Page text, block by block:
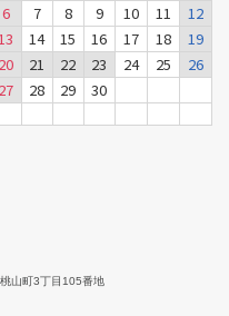
6
7 8 9 10 11
12
14 15 16 17 18
19
20
21 22 23 24 25
26
27
28 29 30
山町3丁目105番地